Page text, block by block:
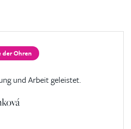
der Ohren
und Arbeit geleistet.